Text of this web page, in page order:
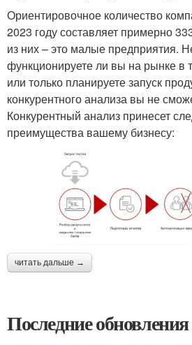
Ориентировочное количество
2023 году составляет примерно
из них – это малые предприятия.
функционируете ли вы на рынке в
или только планируете запуск
конкурентного анализа вы не
Конкурентный анализ принесет
преимущества вашему бизнесу:
читать дальше →
Последние обновления